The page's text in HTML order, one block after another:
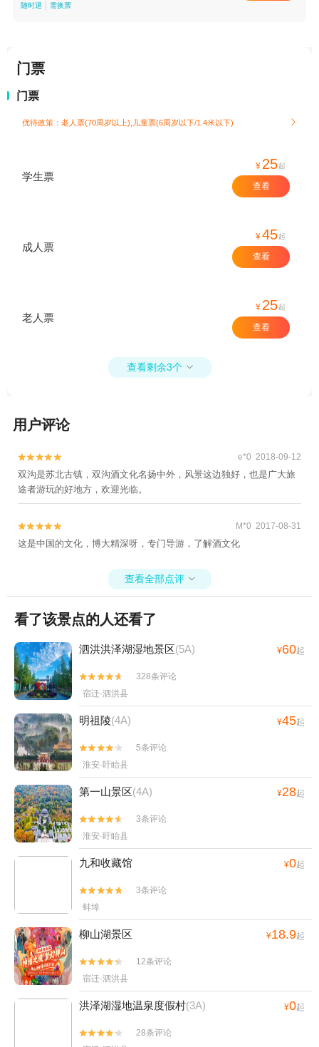
随时退 需换票
门票
门票
优待政策：老人票(70周岁以上),儿童票(6周岁以下/1.4米以下) 
学生票
¥ 25起
查看
成人票
¥45起
查看
老人票
¥ 25起
查看
查看剩余3个 
用户评论

 e*0 2018-09-12
双沟是苏北古镇，双沟酒文化名扬中外，风景这边独好，也是广大旅
途者游玩的好地方，欢迎光临。

 M*0 2017-08-31
这是中国的文化，博大精深呀，专门导游，了解酒文化
查看全部点评 
看了该景点的人还看了
泗洪洪泽湖湿地景区(5A) ¥60起


328条评论
宿迁·泗洪县
明祖陵(4A) ¥45起


5条评论
淮安·盱眙县
第一山景区(4A) ¥28起


3条评论
淮安·盱眙县
九和收藏馆 ¥0起


3条评论
蚌埠
柳山湖景区 ¥18.9起


12条评论
宿迁·泗洪县
洪泽湖湿地温泉度假村(3A) ¥0起


28条评论